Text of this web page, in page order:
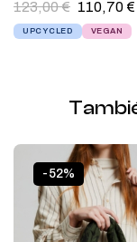
123,00€ 110,70€
UPCYCLED VEGAN
-52%